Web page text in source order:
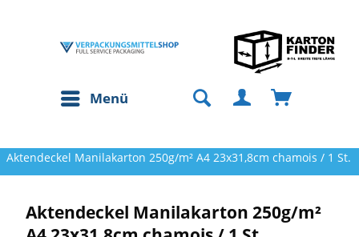
Menü
Aktendeckel Manilakarton 250g/m² A4 23x31,8cm chamois / 1 St.
Aktendeckel Manilakarton 250g/m²